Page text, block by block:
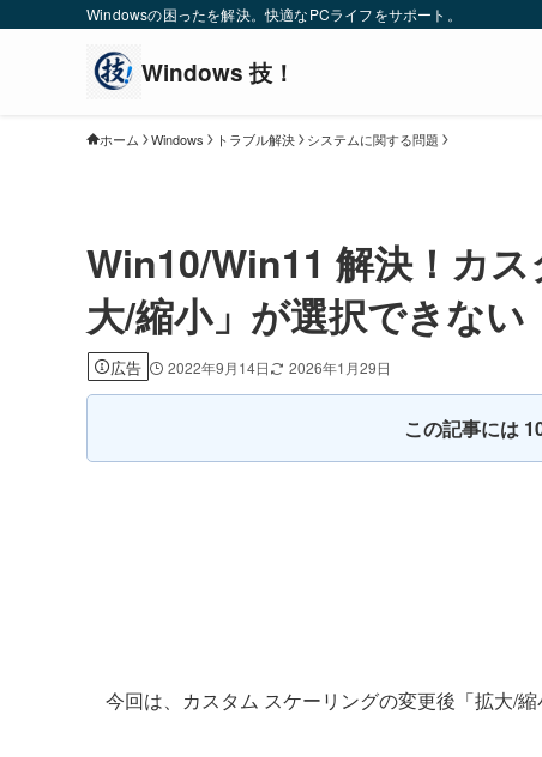
Windowsの困ったを解決。快適なPCライフをサポート。
ホーム Windows トラブル解決 システムに関する問題
Win10/Win11 解決！カ
大/縮小」が選択できない
広告 2022年9月14日 2026年1月29日
この記事には
今回は、カスタム スケーリングの変更後「拡大/